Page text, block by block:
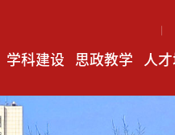
学科建设 思政教学 人